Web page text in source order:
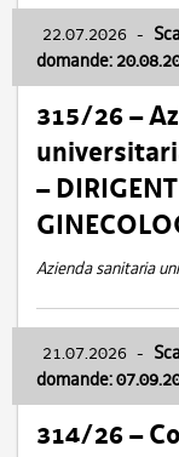
22.07.2026 -
domande:
315/26 –
–
Azienda sanitaria
21.07.2026 -
domande:
314/26 –